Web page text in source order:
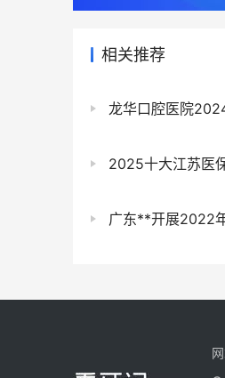
相关推荐
龙华口腔医院
2025十大江苏医保定点口腔医院最新排行榜！
广东**开展2022